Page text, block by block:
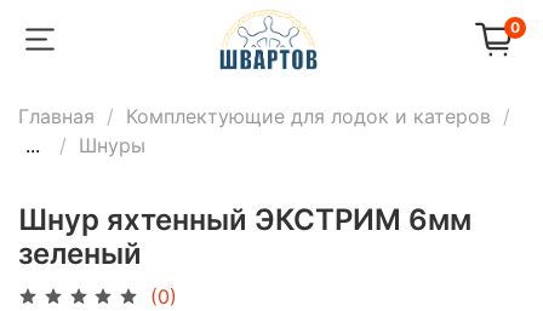
0
Главная
Комплектующие для лодок и катеров
...
Шнуры
Шнур яхтенный ЭКСТРИМ 6мм
зеленый
(0)